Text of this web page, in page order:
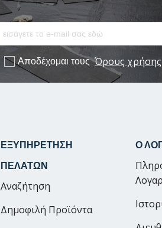
Αποδέχομαι τουςΌρους χρήσης
ΕΞΥΠΗΡΕΤΗΣΗ
ΠΕΛΑΤΩΝ
Αναζήτηση
Δημοφιλή Προϊόντα
Ο